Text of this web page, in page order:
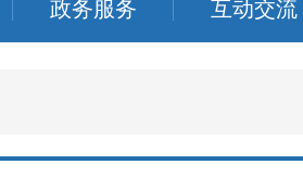
政务服务 互动交流